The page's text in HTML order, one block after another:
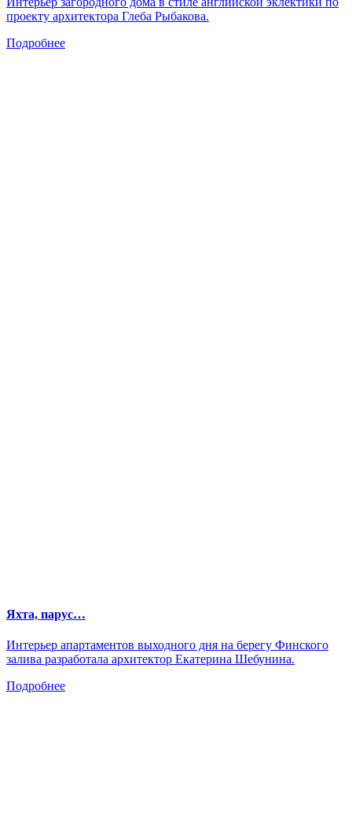
проекту архитектора Глеба Рыбакова.
Подробнее
Яхта, парус…
Интерьер апартаментов выходного дня на берегу Финского
залива разработала архитектор Екатерина Шебунина.
Подробнее